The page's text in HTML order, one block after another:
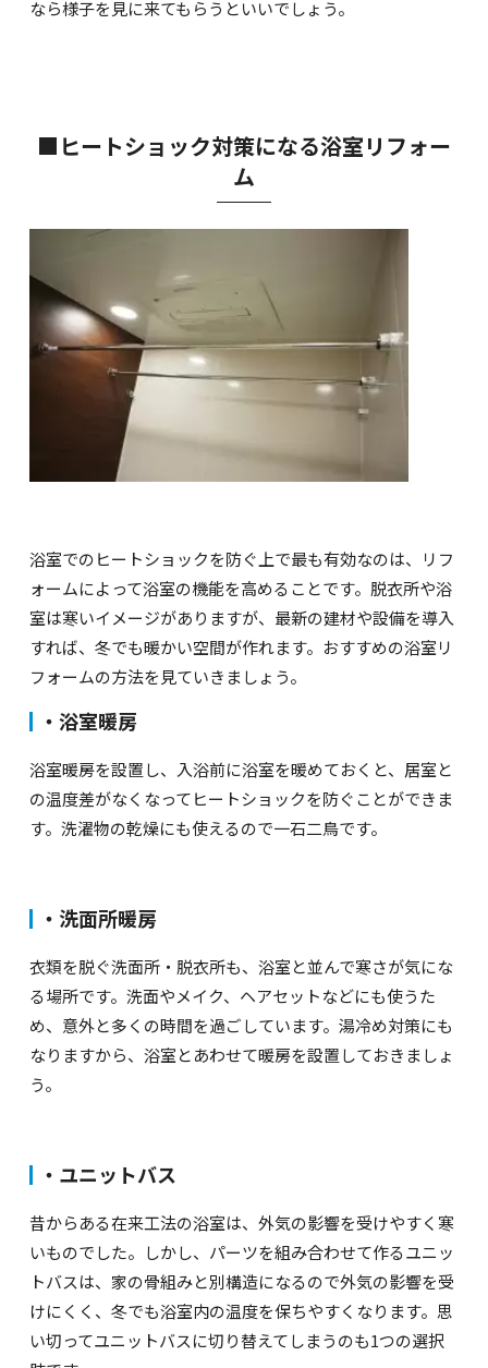
なら様子を見に来てもらうといいでしょう。
■ヒートショック対策になる浴室リフォー
ム
浴室でのヒートショックを防ぐ上で最も有効なのは、リフ
ォームによって浴室の機能を高めることです。脱衣所や浴
室は寒いイメージがありますが、最新の建材や設備を導入
すれば、冬でも暖かい空間が作れます。おすすめの浴室リ
フォームの方法を見ていきましょう。
・浴室暖房
浴室暖房を設置し、入浴前に浴室を暖めておくと、居室と
の温度差がなくなってヒートショックを防ぐことができま
す。洗濯物の乾燥にも使えるので一石二鳥です。
・洗面所暖房
衣類を脱ぐ洗面所・脱衣所も、浴室と並んで寒さが気にな
る場所です。洗面やメイク、ヘアセットなどにも使うた
め、意外と多くの時間を過ごしています。湯冷め対策にも
なりますから、浴室とあわせて暖房を設置しておきましょ
う。
・ユニットバス
昔からある在来工法の浴室は、外気の影響を受けやすく寒
いものでした。しかし、パーツを組み合わせて作るユニッ
トバスは、家の骨組みと別構造になるので外気の影響を受
けにくく、冬でも浴室内の温度を保ちやすくなります。思
い切ってユニットバスに切り替えてしまうのも1つの選択